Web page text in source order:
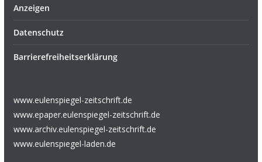
Anzeigen
Datenschutz
Barrierefreiheitserklärung
www.eulenspiegel-zeitschrift.de
www.epaper.eulenspiegel-zeitschrift.de
www.archiv.eulenspiegel-zeitschrift.de
www.eulenspiegel-laden.de